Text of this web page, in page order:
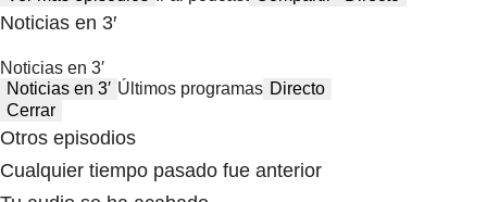
Noticias en 3′
Noticias en 3′
Noticias en 3′ Últimos programas Directo
Cerrar
Otros episodios
Cualquier tiempo pasado fue anterior